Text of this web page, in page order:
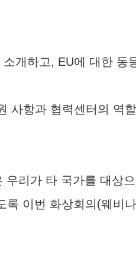
개하고, EU에 대한
사항과 협력센터의 역
리가 타 국가를 대상
이번 화상회의(웨